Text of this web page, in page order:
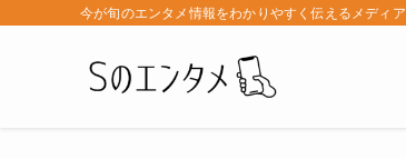
今が旬のエンタメ情報をわかりやすく伝えるメディア